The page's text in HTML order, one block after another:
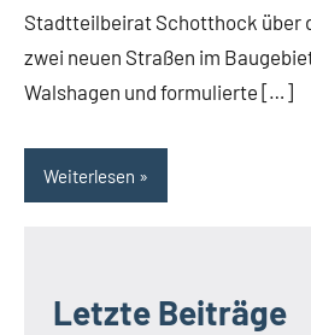
Stadtteilbeirat Schotthock über
zwei neuen Straßen im
Walshagen und formulierte […]
Weiterlesen
Letzte Beiträge